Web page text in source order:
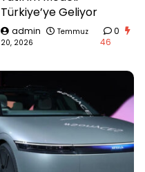
Türkiye’ye Geliyor
admin
Temmuz
20, 2026
0
46